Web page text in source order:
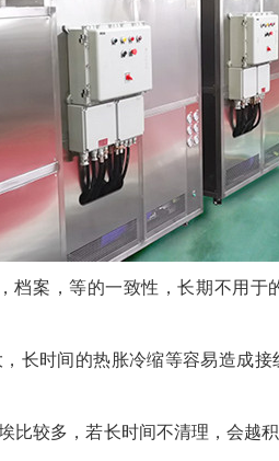
档案，等的一致性，长期不用
长时间的热胀冷缩等容易造成
比较多，若长时间不清理，会越